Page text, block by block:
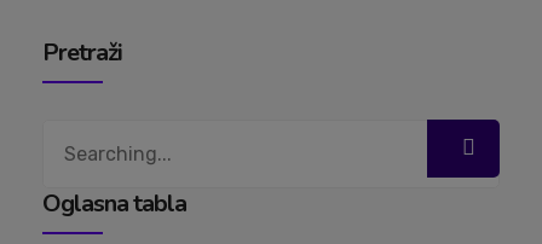
Pretraži
for:
Oglasna tabla